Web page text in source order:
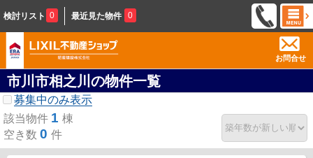
検討リスト 0 最近見た物件 0
お問合せ
市川市相之川の物件一覧
募集中のみ表示
該当物件 1 棟
空き数 0 件